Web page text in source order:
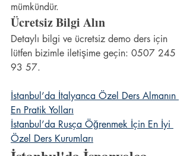
mümkündür.
Ücretsiz Bilgi Alın
Detaylı bilgi ve ücretsiz demo ders için
lütfen bizimle iletişime geçin: 0507 245
93 57.
İstanbul’da İtalyanca Özel Ders Almanın
En Pratik Yolları
İstanbul’da Rusça Öğrenmek İçin En İyi
Özel Ders Kurumları